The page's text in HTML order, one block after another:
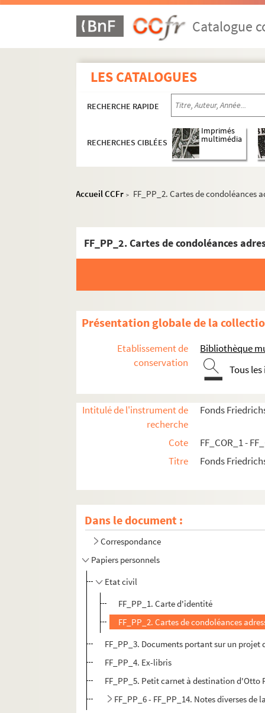
Catalogue
LES CATALOGUES
RECHERCHE RAPIDE
RECHERCHES CIBLÉES
Imprimés
multimédia
Accueil CCFr > FF_PP_2. Cartes de condoléances
FF_PP_2. Cartes de condoléances
Présentation globale de la
Etablissement de
conservation
Bibliothèque
Tous
Intitulé de l'instrument de
recherche
Fonds
Cote
FF_COR_1 -
Titre
Fonds
Dans le document :
Correspondance
Papiers personnels
Etat civil
FF_PP_1. Carte d'identité
FF_PP_2. Cartes de condoléances
FF_PP_3. Documents portant sur un
FF_PP_4. Ex-libris
FF_PP_5. Petit carnet à destination d'Otto
FF_PP_6 - FF_PP_14. Notes diverses